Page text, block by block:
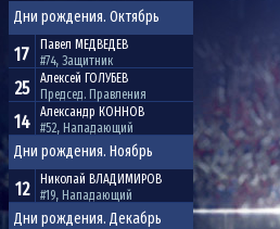
Дни рождения. Октябрь
17 Павел МЕДВЕДЕВ
#74, Защитник
25 Алексей ГОЛУБЕВ
Председ. Правления
14 Александр КОННОВ
#52, Нападающий
Дни рождения. Ноябрь
12 Николай ВЛАДИМИРОВ
#19, Нападающий
Дни рождения. Декабрь